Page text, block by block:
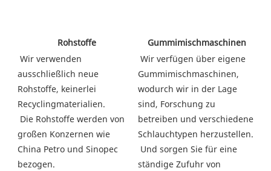
Rohstoffe
ausschließlich neue
Rohstoffe, keinerlei
Recyclingmaterialien.
großen Konzernen wie
China Petro und Sinopec
bezogen.
Gummimischmaschinen
Gummimischmaschinen,
wodurch wir in der Lage
sind, Forschung zu
betreiben und verschiedene
Schlauchtypen herzustellen.
ständige Zufuhr von